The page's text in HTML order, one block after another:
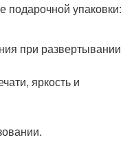
подарочной упаковки:
при развертывании
яркость и